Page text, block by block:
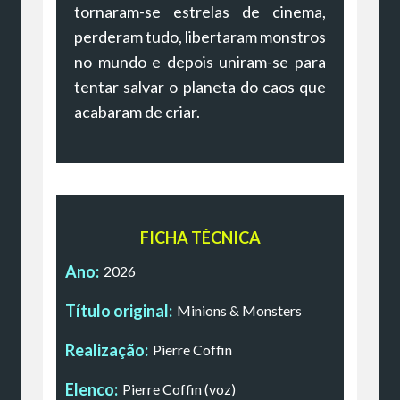
tornaram-se estrelas de cinema,
perderam tudo, libertaram monstros
no mundo e depois uniram-se para
tentar salvar o planeta do caos que
acabaram de criar.
FICHA TÉCNICA
Ano: 2026
Título original: Minions & Monsters
Realização: Pierre Coffin
Elenco: Pierre Coffin (voz)